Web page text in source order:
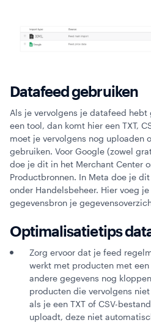
Datafeed gebruiken
Als je vervolgens je datafeed
een tool, dan komt hier een TXT,
moet je vervolgens nog uploaden
gebruiken. Voor Google (zowel
doe je dit in het Merchant Center
Productbronnen. In Meta doe je
onder Handelsbeheer. Hier voeg
gegevensbron je
Optimalisatietips
Zorg ervoor dat je feed
werkt met producten met
andere gegevens nog
producten die vervolgens
als je een TXT of CSV-
uploadt, deze niet